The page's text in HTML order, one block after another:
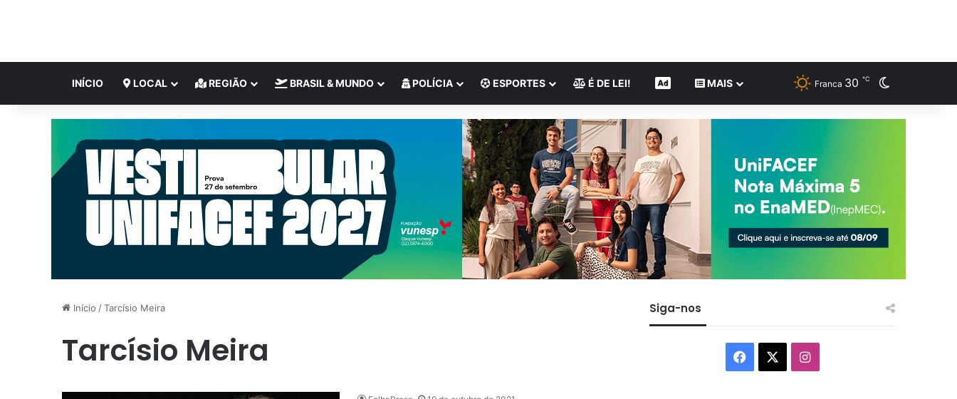
INÍCIO LOCAL REGIÃO BRASIL & MUNDO POLÍCIA ESPORTES É DE LEI! CONTEÚDO DE MARCA
MAIS Franca 30 ℃
Início /Tarcísio Meira
Tarcísio Meira
Siga-nos
Facebook Instagram